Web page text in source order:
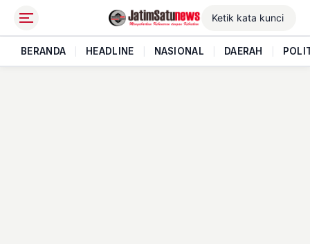
BERANDA HEADLINE NASIONAL DAERAH